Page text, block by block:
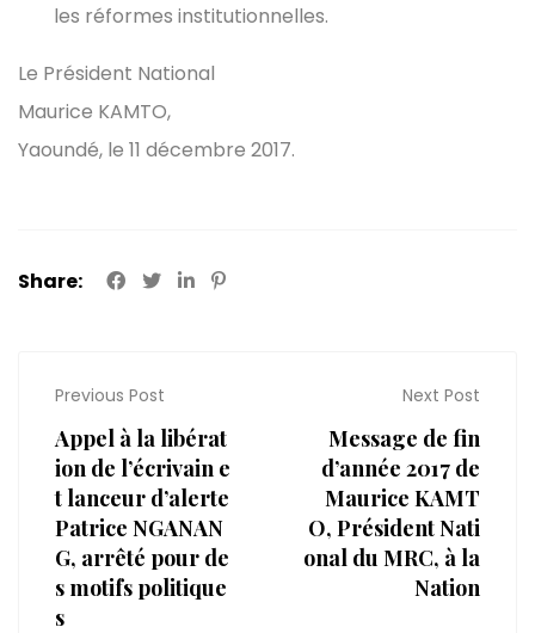
les réformes institutionnelles.
Le Président National
Maurice KAMTO,
Yaoundé, le 11 décembre 2017.
Share:
Previous Post
Appel à la libérat
ion de l’écrivain e
t lanceur d’alerte
Patrice NGANAN
G, arrêté pour de
s motifs politique
s
Next Post
Message de fin
d’année 2017 de
Maurice KAMT
O, Président Nati
onal du MRC, à la
Nation